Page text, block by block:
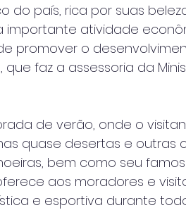
do país, rica por suas
importante atividade
promover o
faz a assessoria da
de verão, onde o
quase desertas e outras
bem como seu
aos moradores e
e esportiva durante